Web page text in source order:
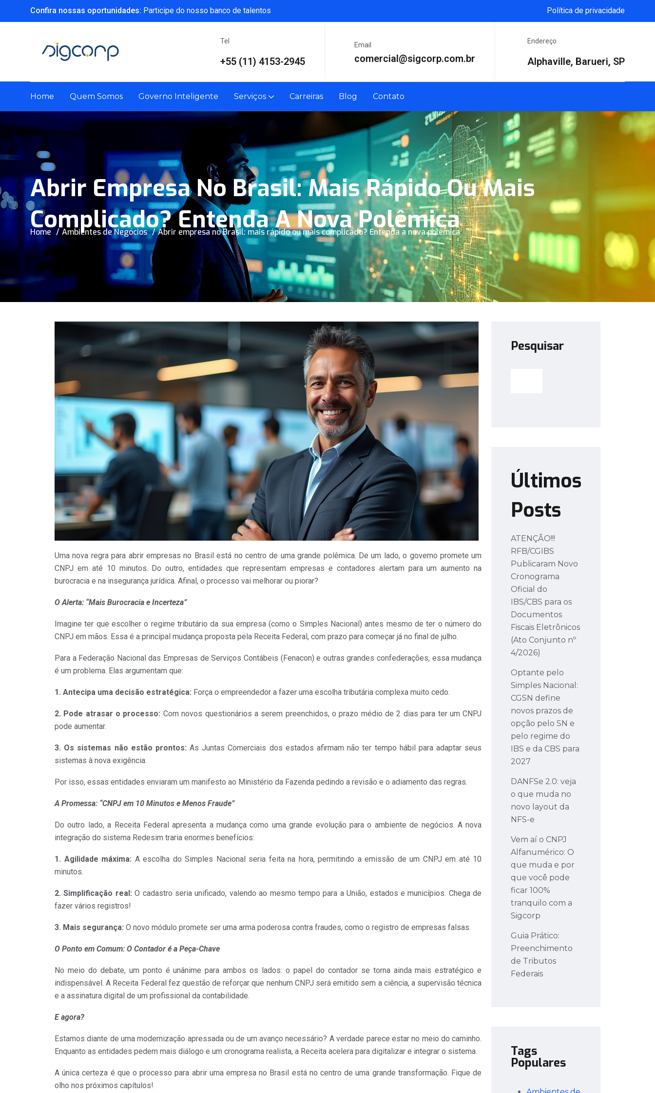
Confira nossas oportunidades: Participe do nosso banco de talentos Política de privacidade
Tel
+55 (11) 4153-2945
Email
comercial@sigcorp.com.br
Endereço
Alphaville, Barueri, SP
Home Quem Somos Governo Inteligente Serviços Carreiras Blog Contato
Abrir Empresa No Brasil: Mais Rápido Ou Mais
Complicado? Entenda A Nova Polêmica
Home Ambientes de Negócios Abrir empresa no Brasil: mais rápido ou mais complicado? Entenda a nova polêmica
Uma nova regra para abrir empresas no Brasil está no centro de uma grande polêmica. De um lado, o governo promete um
CNPJ em até 10 minutos. Do outro, entidades que representam empresas e contadores alertam para um aumento na
burocracia e na insegurança jurídica. Afinal, o processo vai melhorar ou piorar?
O Alerta: “Mais Burocracia e Incerteza”
Imagine ter que escolher o regime tributário da sua empresa (como o Simples Nacional) antes mesmo de ter o número do
CNPJ em mãos. Essa é a principal mudança proposta pela Receita Federal, com prazo para começar já no final de julho.
Para a Federação Nacional das Empresas de Serviços Contábeis (Fenacon) e outras grandes confederações, essa mudança
é um problema. Elas argumentam que:
1. Antecipa uma decisão estratégica: Força o empreendedor a fazer uma escolha tributária complexa muito cedo.
2. Pode atrasar o processo: Com novos questionários a serem preenchidos, o prazo médio de 2 dias para ter um CNPJ
pode aumentar.
3. Os sistemas não estão prontos: As Juntas Comerciais dos estados afirmam não ter tempo hábil para adaptar seus
sistemas à nova exigência.
Por isso, essas entidades enviaram um manifesto ao Ministério da Fazenda pedindo a revisão e o adiamento das regras.
A Promessa: “CNPJ em 10 Minutos e Menos Fraude”
Do outro lado, a Receita Federal apresenta a mudança como uma grande evolução para o ambiente de negócios. A nova
integração do sistema Redesim traria enormes benefícios:
1. Agilidade máxima: A escolha do Simples Nacional seria feita na hora, permitindo a emissão de um CNPJ em até 10
minutos.
2. Simplificação real: O cadastro seria unificado, valendo ao mesmo tempo para a União, estados e municípios. Chega de
fazer vários registros!
3. Mais segurança: O novo módulo promete ser uma arma poderosa contra fraudes, como o registro de empresas falsas.
O Ponto em Comum: O Contador é a Peça-Chave
No meio do debate, um ponto é unânime para ambos os lados: o papel do contador se torna ainda mais estratégico e
indispensável. A Receita Federal fez questão de reforçar que nenhum CNPJ será emitido sem a ciência, a supervisão técnica
e a assinatura digital de um profissional da contabilidade.
E agora?
Estamos diante de uma modernização apressada ou de um avanço necessário? A verdade parece estar no meio do caminho.
Enquanto as entidades pedem mais diálogo e um cronograma realista, a Receita acelera para digitalizar e integrar o sistema.
A única certeza é que o processo para abrir uma empresa no Brasil está no centro de uma grande transformação. Fique de
olho nos próximos capítulos!
Pesquisar
Últimos
Posts
ATENÇÃO!!!
RFB/CGIBS
Publicaram Novo
Cronograma
Oficial do
IBS/CBS para os
Documentos
Fiscais Eletrônicos
(Ato Conjunto nº
4/2026)
Optante pelo
Simples Nacional:
CGSN define
novos prazos de
opção pelo SN e
pelo regime do
IBS e da CBS para
2027
DANFSe 2.0: veja
o que muda no
novo layout da
NFS-e
Vem aí o CNPJ
Alfanumérico: O
que muda e por
que você pode
ficar 100%
tranquilo com a
Sigcorp
Guia Prático:
Preenchimento
de Tributos
Federais
Tags
Populares